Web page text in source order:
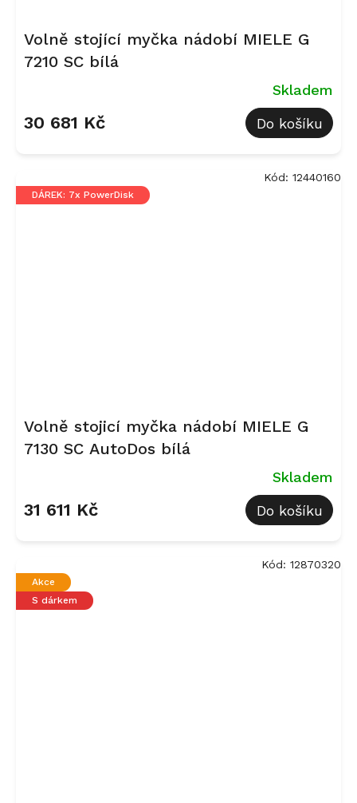
Volně stojící myčka nádobí MIELE G
7210 SC bílá
Skladem
30 681 Kč Do košíku
DÁREK: 7x PowerDisk
Volně stojicí myčka nádobí MIELE G
7130 SC AutoDos bílá
Skladem
31 611 Kč Do košíku
Kód: 12440160
Akce
S dárkem
Kód: 12870320